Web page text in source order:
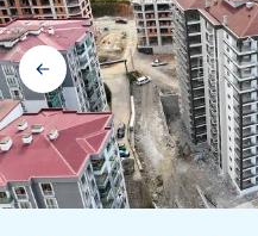
Galerij
navigatie